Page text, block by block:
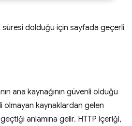
süresi dolduğu için sayfada geçerli
ana kaynağının güvenli olduğu
olmayan kaynaklardan gelen
anlamına gelir. HTTP içeriği,